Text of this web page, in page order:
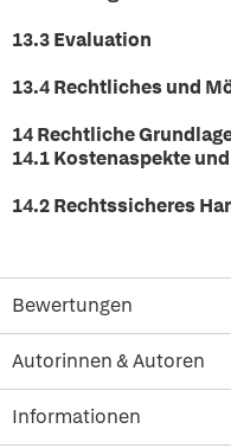
13.3 Evaluation
13.4 Rechtliches und
14 Rechtliche
14.1 Kostenaspekte
14.2 Rechtssicheres
Bewertungen
Autorinnen & Autoren
Informationen